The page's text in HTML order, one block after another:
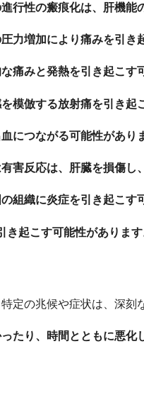
行性の瘢痕化は、肝機能
力増加により痛みを引き
痛みと発熱を引き起こす
模倣する放射痛を引き起
につながる可能性があり
害反応は、肝臓を損傷し
組織に炎症を引き起こす
起こす可能性があります
定の兆候や症状は、深
たり、時間とともに悪